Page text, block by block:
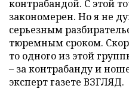
контрабандой. С этой
закономерен. Но я не
серьезным
тюремным сроком.
то одного из этой
– за контрабанду и
эксперт газете ВЗГЛЯД.